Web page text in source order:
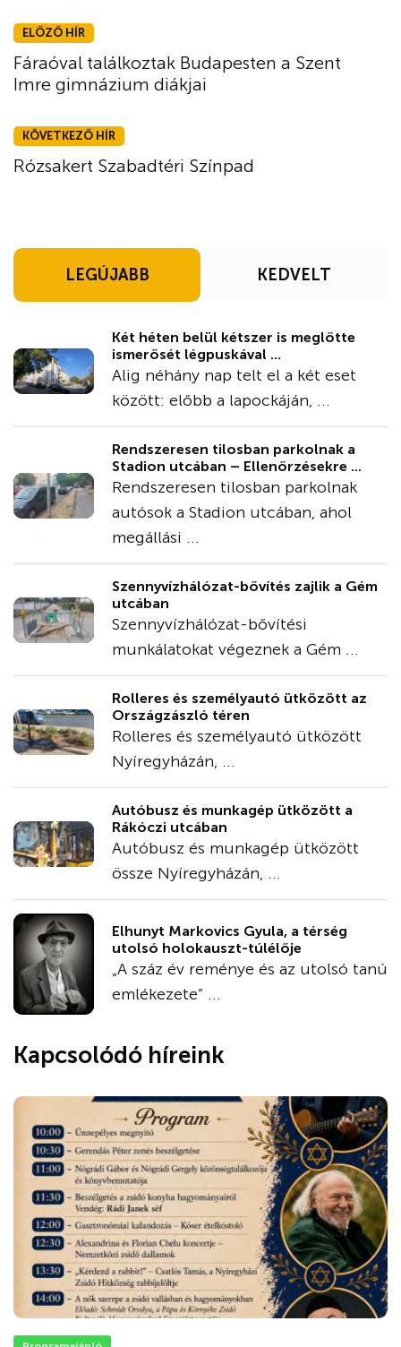
ELŐZŐ HÍR
Fáraóval találkoztak Budapesten a Szent
Imre gimnázium diákjai
KÖVETKEZŐ HÍR
Rózsakert Szabadtéri Színpad
LEGÚJABB KEDVELT
Két héten belül kétszer is meglőtte
ismerősét légpuskával ...
Alig néhány nap telt el a két eset
között: előbb a lapockáján, ...
Rendszeresen tilosban parkolnak a
Stadion utcában – Ellenőrzésekre ...
Rendszeresen tilosban parkolnak
autósok a Stadion utcában, ahol
megállási ...
Szennyvízhálózat-bővítés zajlik a Gém
utcában
Szennyvízhálózat-bővítési
munkálatokat végeznek a Gém ...
Rolleres és személyautó ütközött az
Országzászló téren
Rolleres és személyautó ütközött
Nyíregyházán, ...
Autóbusz és munkagép ütközött a
Rákóczi utcában
Autóbusz és munkagép ütközött
össze Nyíregyházán, ...
Elhunyt Markovics Gyula, a térség
utolsó holokauszt-túlélője
„A száz év reménye és az utolsó tanú
emlékezete” ...
Kapcsolódó híreink